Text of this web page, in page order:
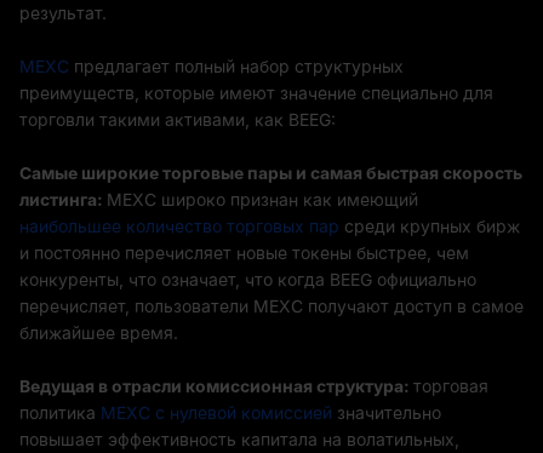
результат.
MEXC предлагает полный набор структурных
преимуществ, которые имеют значение специально для
торговли такими активами, как BEEG:
Самые широкие торговые пары и самая быстрая скорость
листинга: MEXC широко признан как имеющий
наибольшее количество торговых пар среди крупных бирж
и постоянно перечисляет новые токены быстрее, чем
конкуренты, что означает, что когда BEEG официально
перечисляет, пользователи MEXC получают доступ в самое
ближайшее время.
Ведущая в отрасли комиссионная структура: торговая
политика MEXC с нулевой комиссией значительно
повышает эффективность капитала на волатильных,